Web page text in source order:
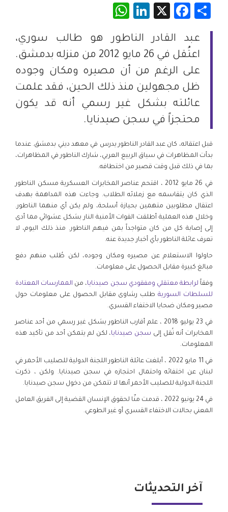
Share
Facebook
LinkedIn
عبد القادر الناطور هو طالب سوري،
اعتُقل في 26 مايو 2012 من منزله بدمشق.
على الرغم من أن مصيره ومكان وجوده
ظل مجهولين منذ ذلك الحين، فقد علمت
عائلته بشكل غير رسمي أنه قد يكون
محتجزاً في سجن صيدنايا.
قبل اعتقاله، كان عبد القادر الناطور يدرس في معهد ديني بدمشق. عندما
بدأت المظاهرات في سياق الربيع العربي، شارك الناطور في المظاهرات،
بما في ذلك قبل وقت قصير من اختطافه.
في 26 مايو 2012 ، اقتحم عناصر المخابرات العسكرية مسكن الناطور
الذي كان يتقاسمه مع زملائه الطلاب. وجاءت هذه المداهمة بهدف
اعتقال مطلوبين متهمين بحيازة أسلحة، ولم يكن أي منهما الناطور.
وخلال هذه العملية أطلقت القوات الأمنية النار بشكل عشوائي مما أدى
إلى إصابة كل من كان متواجداً بمن فيهم الناطور. منذ ذلك اليوم، لا
تعرف عائلة الناطور بأي أخبار جديدة عنه.
حاولوا الاستعلام عن مصيره ومكان وجوده، لكن طُلب منهم دفع
مبالغ كبيرة مقابل الحصول على معلومات.
وفقاً لرابطة معتقلي ومفقودي سجن صيدنايا، من الممارسات المعتادة
للسلطات السوريةطلب رشاوى مقابل الحصول على معلومات حول
مصير ومكان ضحايا الاختفاء القسري.
في 23 يوليو 2018 ، علم أقارب الناطور بشكل غير رسمي من أحد عناصر
المخابرات أنه نُقل إلى سجن صيدنايا، لكن لم يتمكن أحد من تأكيد هذه
المعلومات.
في 11 مايو 2022 ، أبلغت عائلة الناطور اللجنة الدولية للصليب الأحمر في
لبنان عن اختفائه واحتمال احتجازه في سجن صيدنايا. ولكن ، ذكرت
اللجنة الدولية للصليب الأحمر أنها لا تتمكن من دخول سجن صيدنايا.
في 24 يونيو 2022 ، قدمت منّا لحقوق الإنسان القضية إلى الفريق العامل
المعني بحالات الاختفاء القسري أو غير الطوعي.
آخر التحديثات